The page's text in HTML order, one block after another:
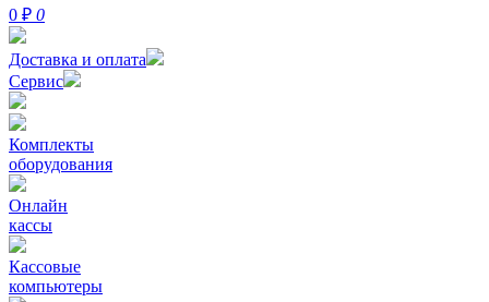
0 ₽ 0
Доставка и оплата
Сервис
Комплекты
оборудования
Онлайн
кассы
Кассовые
компьютеры